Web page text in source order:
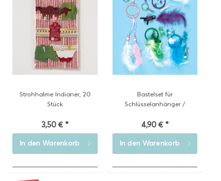
Strohhalme Indianer, 20
Stück
3,50 € *
In den Warenkorb
Bastelset für
Schlüsselanhänger /
4,90 € *
In den Warenkorb